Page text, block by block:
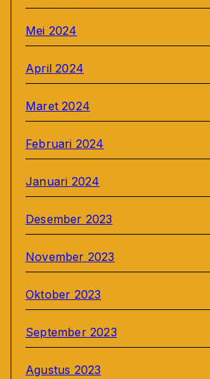
Mei 2024
April 2024
Maret 2024
Februari 2024
Januari 2024
Desember 2023
November 2023
Oktober 2023
September 2023
Agustus 2023